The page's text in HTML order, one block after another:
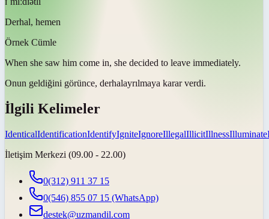
Derhal, hemen
Örnek Cümle
When she saw him come in, she decided to leave immediately.
Onun geldiğini görünce, derhalayrılmaya karar verdi.
İlgili Kelimeler
IdenticalIdentificationIdentifyIgniteIgnoreIllegalIllicitIllnessIlluminate
İletişim Merkezi (09.00 - 22.00)
0(312) 911 37 15
0(546) 855 07 15 (WhatsApp)
destek@uzmandil.com